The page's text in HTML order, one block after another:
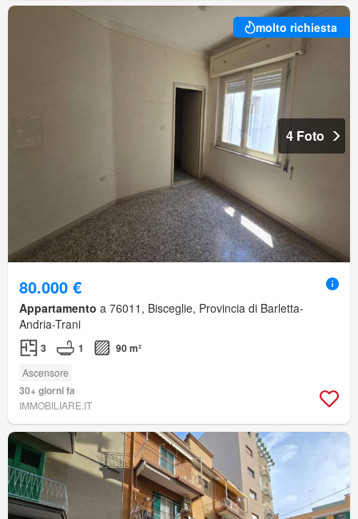
molto richiesta
4 Foto
80.000 €
Appartamento a 76011, Bisceglie, Provincia di Barletta-
Andria-Trani
3 1 90 m²
Ascensore
30+ giorni fa
IMMOBILIARE.IT